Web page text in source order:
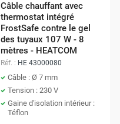
Câble chauffant avec
thermostat intégré
FrostSafe contre le gel
des tuyaux 107 W - 8
mètres - HEATCOM
Réf. : HE 43000080
Câble : Ø 7 mm
Tension : 230 V
Gaine d'isolation intérieur :
Téflon